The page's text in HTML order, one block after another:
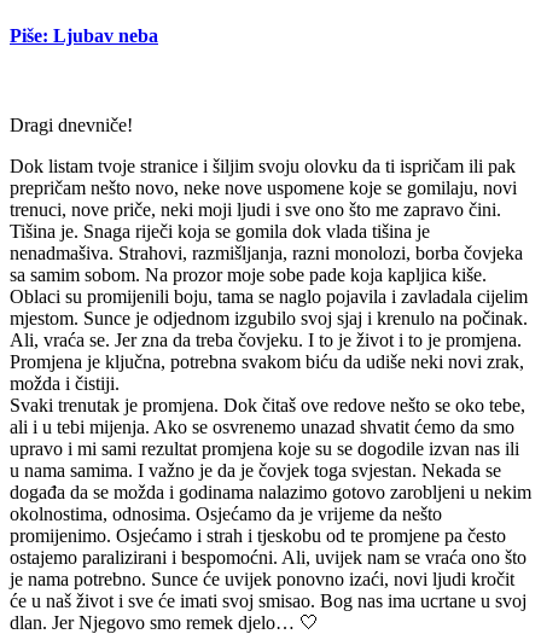
Piše: Ljubav neba
Dragi dnevniče!
Dok listam tvoje stranice i šiljim svoju olovku da ti ispričam ili pak
prepričam nešto novo, neke nove uspomene koje se gomilaju, novi
trenuci, nove priče, neki moji ljudi i sve ono što me zapravo čini.
Tišina je. Snaga riječi koja se gomila dok vlada tišina je
nenadmašiva. Strahovi, razmišljanja, razni monolozi, borba čovjeka
sa samim sobom. Na prozor moje sobe pade koja kapljica kiše.
Oblaci su promijenili boju, tama se naglo pojavila i zavladala cijelim
mjestom. Sunce je odjednom izgubilo svoj sjaj i krenulo na počinak.
Ali, vraća se. Jer zna da treba čovjeku. I to je život i to je promjena.
Promjena je ključna, potrebna svakom biću da udiše neki novi zrak,
možda i čistiji.
Svaki trenutak je promjena. Dok čitaš ove redove nešto se oko tebe,
ali i u tebi mijenja. Ako se osvrenemo unazad shvatit ćemo da smo
upravo i mi sami rezultat promjena koje su se dogodile izvan nas ili
u nama samima. I važno je da je čovjek toga svjestan. Nekada se
događa da se možda i godinama nalazimo gotovo zarobljeni u nekim
okolnostima, odnosima. Osjećamo da je vrijeme da nešto
promijenimo. Osjećamo i strah i tjeskobu od te promjene pa često
ostajemo paralizirani i bespomoćni. Ali, uvijek nam se vraća ono što
je nama potrebno. Sunce će uvijek ponovno izaći, novi ljudi kročit
će u naš život i sve će imati svoj smisao. Bog nas ima ucrtane u svoj
dlan. Jer Njegovo smo remek djelo… 🤍